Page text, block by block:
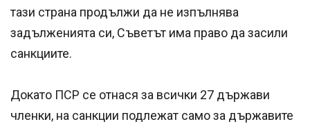
тази страна продължи да не изпълнява
задълженията си, Съветът има право да засили
санкциите.
Докато ПСР се отнася за всички 27 държави
членки, на санкции подлежат само за държавите